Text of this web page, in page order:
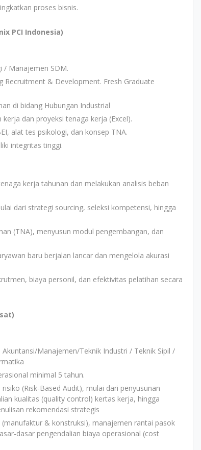
proses bisnis.
PCI Indonesia)
/ Manajemen SDM.
Recruitment & Development. Fresh Graduate
di bidang Hubungan Industrial
dan proyeksi tenaga kerja (Excel).
alat tes psikologi, dan konsep TNA.
integritas tinggi.
kerja tahunan dan melakukan analisis beban
dari strategi sourcing, seleksi kompetensi, hingga
(TNA), menyusun modul pengembangan, dan
baru berjalan lancar dan mengelola akurasi
biaya personil, dan efektivitas pelatihan secara
Akuntansi/Manajemen/Teknik Industri / Teknik Sipil /
minimal 5 tahun.
(Risk-Based Audit), mulai dari penyusunan
kualitas (quality control) kertas kerja, hingga
rekomendasi strategis
& konstruksi), manajemen rantai pasok
dasar pengendalian biaya operasional (cost